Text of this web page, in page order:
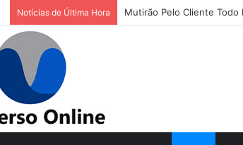
Notícias de Última Hora Mutirão Pelo Cliente Todo